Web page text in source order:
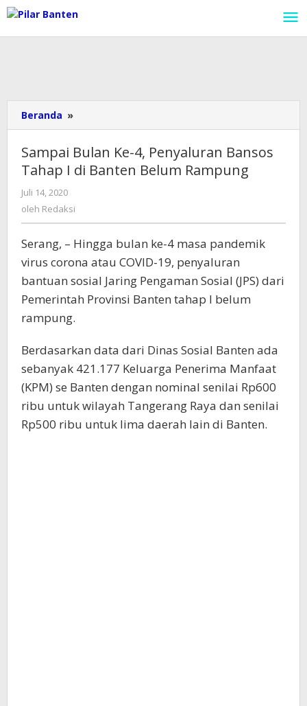
Lewati
ke
konten
Beranda »
Bulan
4,
Penyaluran
Banten
Belum
Rampung
Sampai Bulan Ke-4, Penyaluran Bansos
Tahap I di Banten Belum Rampung
Juli 14, 2020
oleh Redaksi
Serang, – Hingga bulan ke-4 masa pandemik
virus corona atau COVID-19, penyaluran
bantuan sosial Jaring Pengaman Sosial (JPS) dari
Pemerintah Provinsi Banten tahap I belum
rampung.
Berdasarkan data dari Dinas Sosial Banten ada
sebanyak 421.177 Keluarga Penerima Manfaat
(KPM) se Banten dengan nominal senilai Rp600
ribu untuk wilayah Tangerang Raya dan senilai
Rp500 ribu untuk lima daerah lain di Banten.